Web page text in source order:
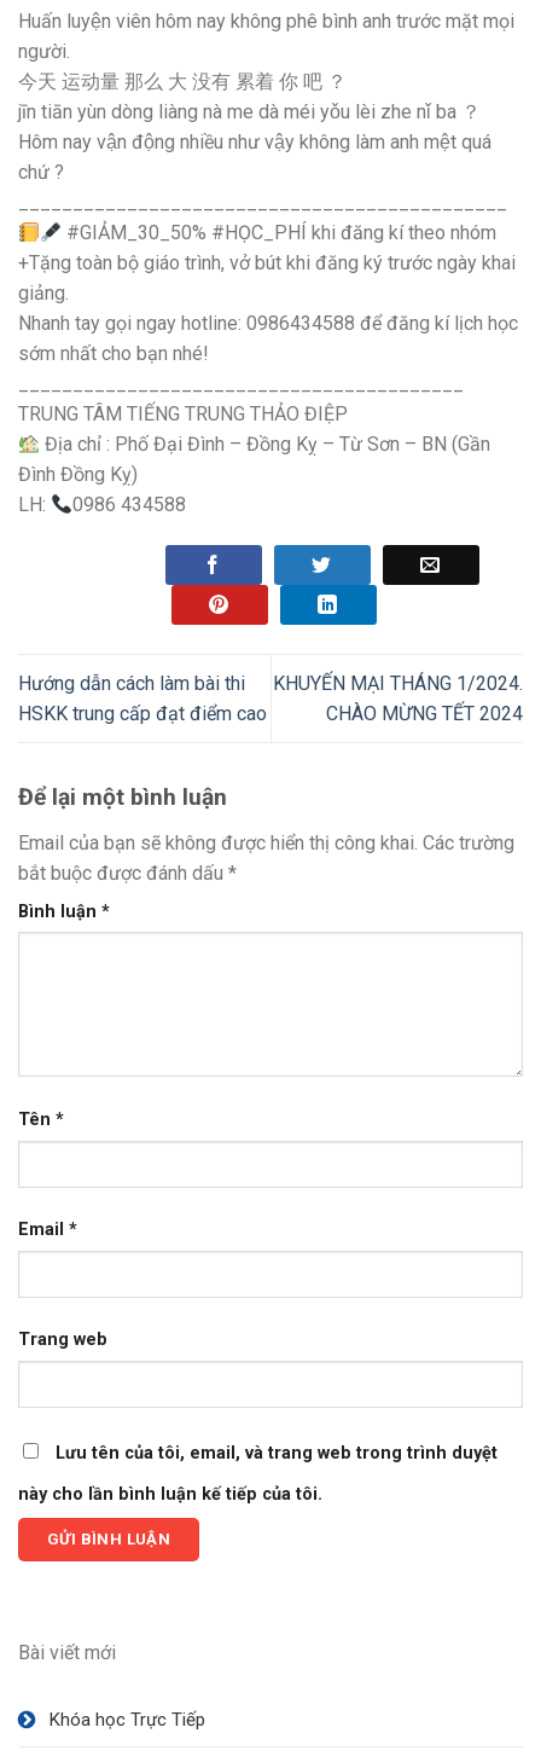
Huấn luyện viên hôm nay không phê bình anh trước mặt mọi
người.
今天 运动量 那么 大 没有 累着 你 吧 ？
jīn tiān yùn dòng liàng nà me dà méi yǒu lèi zhe nǐ ba ？
Hôm nay vận động nhiều như vậy không làm anh mệt quá
chứ ?
#GIẢM_30_50% #HỌC_PHÍ khi đăng kí theo nhóm
+Tặng toàn bộ giáo trình, vở bút khi đăng ký trước ngày khai
giảng.
Nhanh tay gọi ngay hotline: 0986434588 để đăng kí lịch học
sớm nhất cho bạn nhé!
TRUNG TÂM TIẾNG TRUNG THẢO ĐIỆP
Địa chỉ : Phố Đại Đình – Đồng Kỵ – Từ Sơn – BN (Gần
Đình Đồng Kỵ)
LH:
0986 434588
Hướng dẫn cách làm bài thi
HSKK trung cấp đạt điểm cao
KHUYẾN MẠI THÁNG 1/2024.
CHÀO MỪNG TẾT 2024
Để lại một bình luận
Email của bạn sẽ không được hiển thị công khai. Các trường
bắt buộc được đánh dấu *
Bình luận *
Tên *
Email *
Trang web
Lưu tên của tôi, email, và trang web trong trình duyệt
này cho lần bình luận kế tiếp của tôi.
Bài viết mới
Khóa học Trực Tiếp